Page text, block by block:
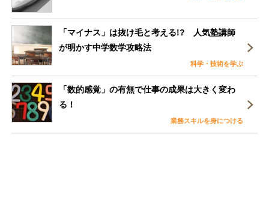
「マイナス」は抜け毛と考える!? 人気塾講師
が明かす中学数学攻略法
科学・技術を学ぶ
「数的感覚」の有無で仕事の成果は大きく変わ
る！
業務スキルを身につける